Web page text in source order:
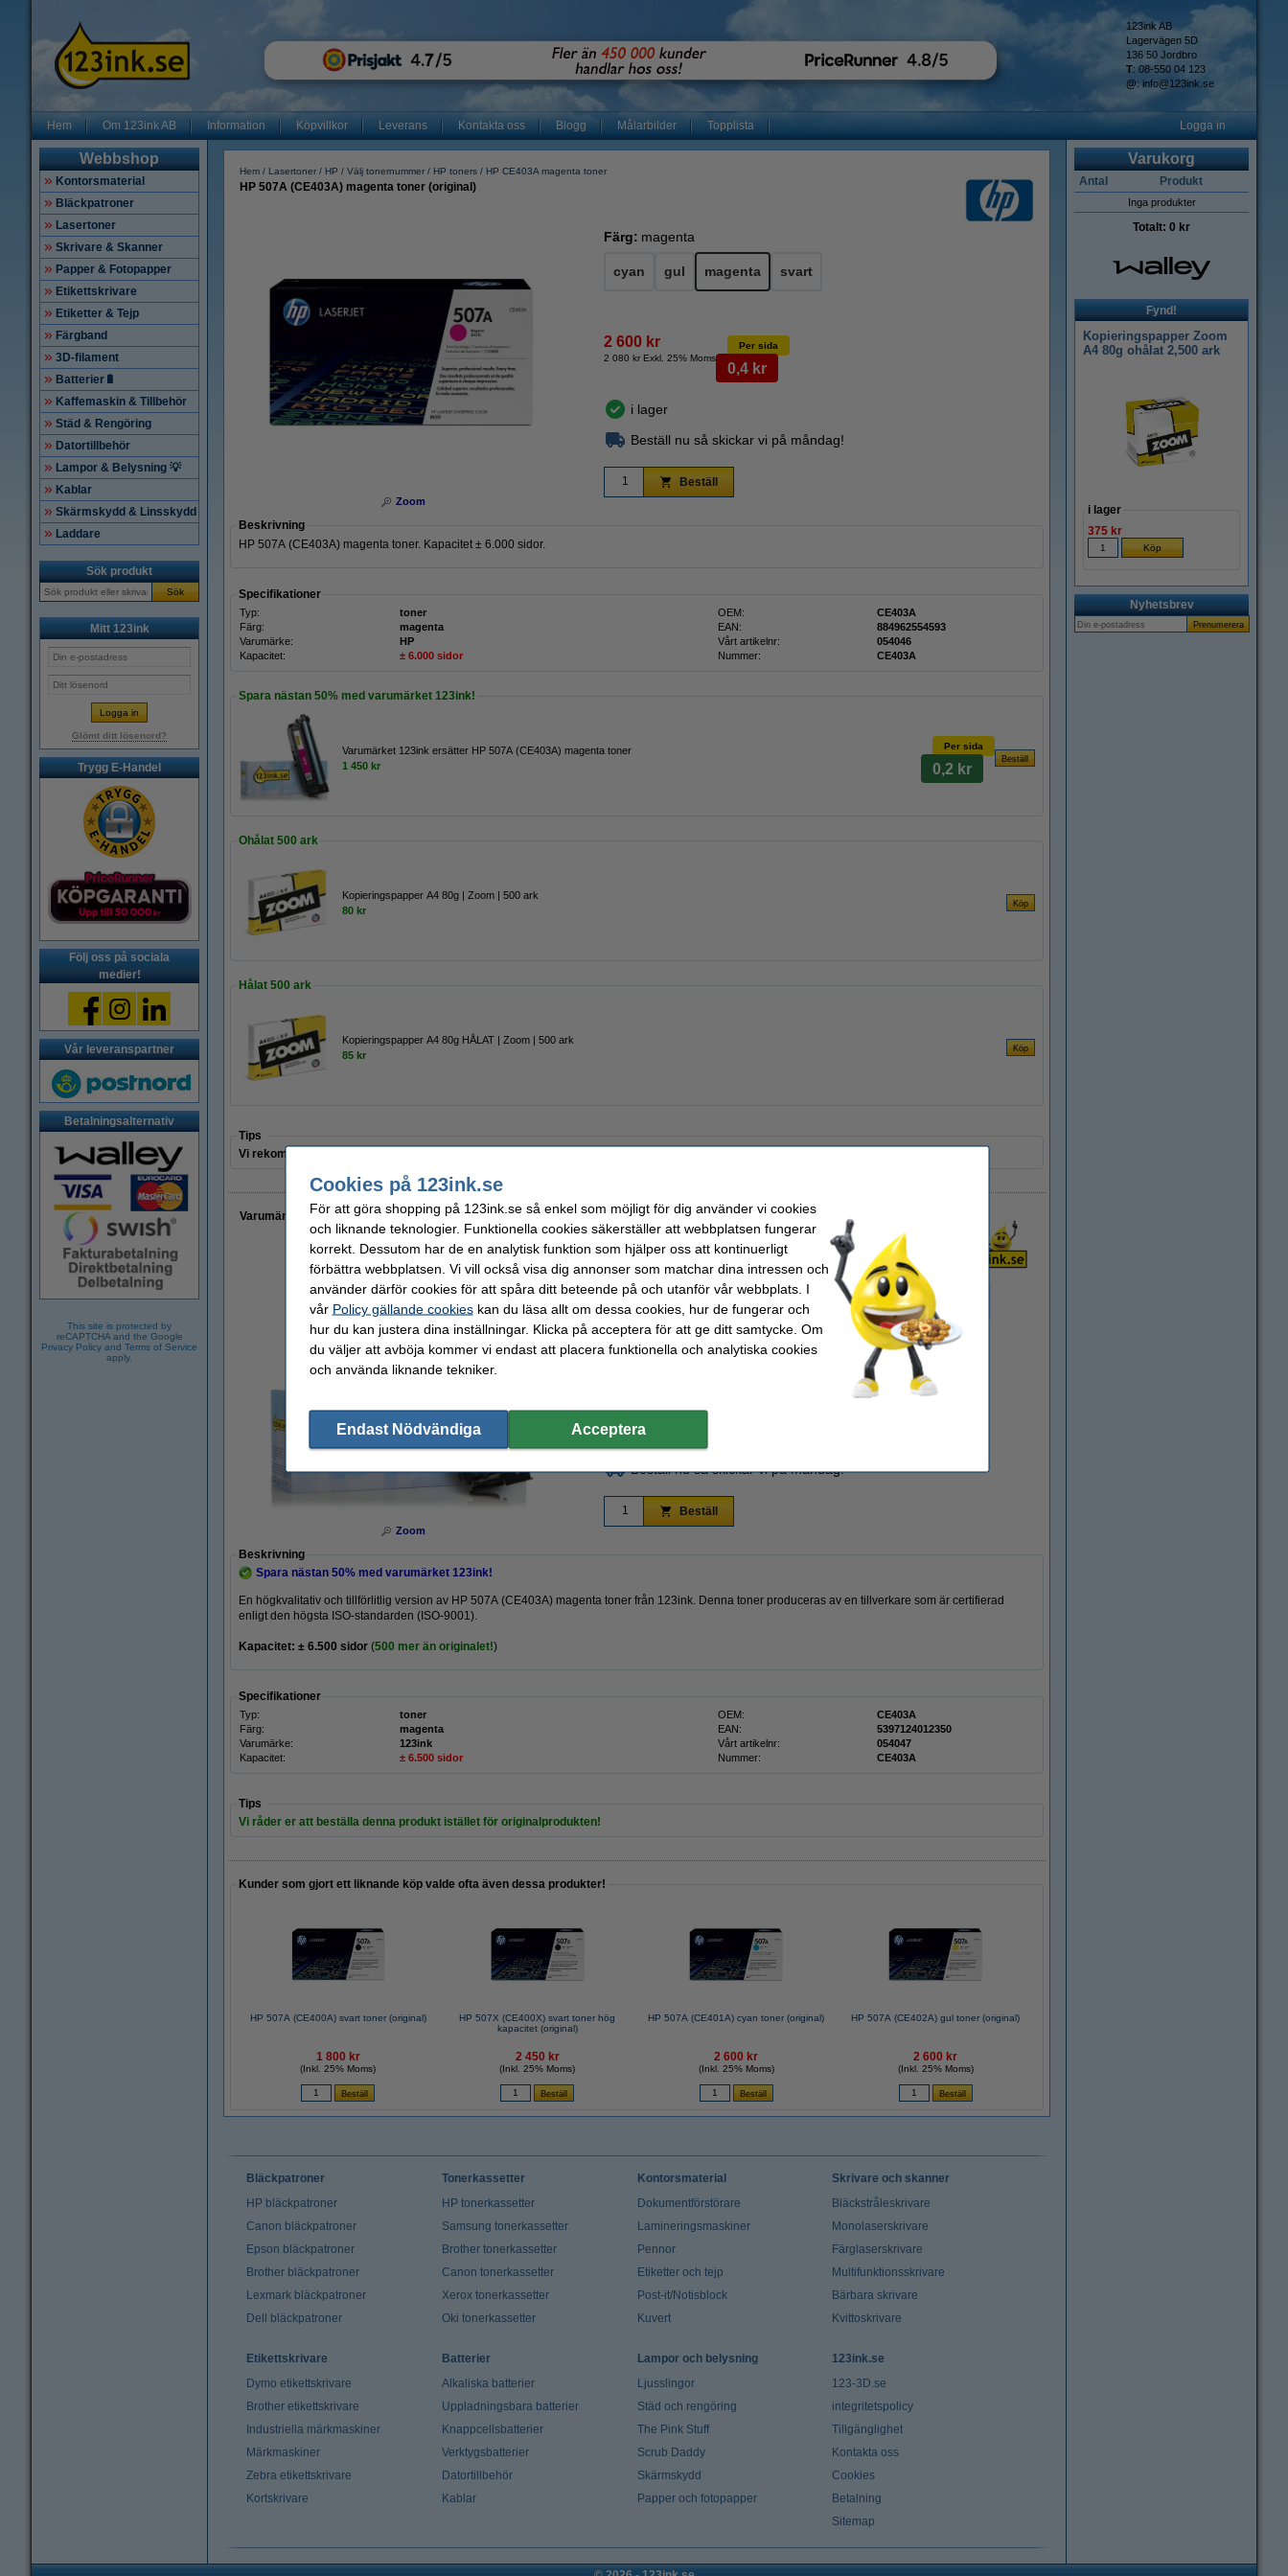
123ink AB
Lagervägen 5D
136 50 Jordbro
T: 08-550 04 123
@: info@123ink.se
Hem Om 123ink AB Information Köpvillkor Leverans Kontakta oss Blogg Målarbilder Topplista Logga in
Webbshop
Kontorsmaterial
Bläckpatroner
Lasertoner
Skrivare & Skanner
Papper & Fotopapper
Etikettskrivare
Etiketter & Tejp
Färgband
3D-filament
Batterier🔋
Kaffemaskin & Tillbehör
Städ & Rengöring
Datortillbehör
Lampor & Belysning 💡
Kablar
Skärmskydd & Linsskydd
Laddare
Sök produkt
Sök
Mitt 123ink
Glömt ditt lösenord?
Trygg E-Handel
Följ oss på sociala
medier!
Vår leveranspartner
Betalningsalternativ
This site is protected by
reCAPTCHA and the Google
Privacy Policy and Terms of Service
apply.
Hem Lasertoner HP Välj tonernummer HP toners HP CE403A magenta toner
HP 507A (CE403A) magenta toner (original)
Zoom
Färg: magenta
cyan gul magenta svart
2 600 kr
2 080 kr Exkl. 25% Moms
Per sida
0,4 kr
i lager
Beställ nu så skickar vi på måndag!
Beställ
Beskrivning
HP 507A (CE403A) magenta toner. Kapacitet ± 6.000 sidor.
Specifikationer
Typ: toner OEM:
CE403A
Färg:
magenta EAN:
884962554593
Varumärke:
HP Vårt artikelnr:
054046
Kapacitet:
± 6.000 sidor Nummer: CE403A
Spara nästan 50% med varumärket 123ink!
Varumärket 123ink ersätter HP 507A (CE403A) magenta toner
1 450 kr
Per sida
0,2 kr
Ohålat 500 ark
Kopieringspapper A4 80g | Zoom | 500 ark
80 kr
Hålat 500 ark
Kopieringspapper A4 80g HÅLAT | Zoom | 500 ark
85 kr
Tips
Vi rekommenderar motsvarande produkt med varumärket 123ink!
Varumärket 123ink ersätter HP 507A (CE403A) magenta toner
Zoom
Färg:magenta
Svart (1x) och färg (3x) gul magenta
i lager
Beställ nu så skickar vi på måndag!
Beställ
Beskrivning
Spara nästan 50% med varumärket 123ink!
En högkvalitativ och tillförlitlig version av HP 507A (CE403A) magenta toner från 123ink. Denna toner produceras av en tillverkare som är certifierad
enligt den högsta ISO-standarden (ISO-9001).
Kapacitet: ± 6.500 sidor (500 mer än originalet!)
Specifikationer
Typ: toner OEM:
CE403A
Färg:
magenta EAN:
5397124012350
Varumärke:
123ink Vårt artikelnr:
054047
Kapacitet:
± 6.500 sidor Nummer: CE403A
Tips
Vi råder er att beställa denna produkt istället för originalprodukten!
Kunder som gjort ett liknande köp valde ofta även dessa produkter!
HP 507A (CE400A) svart toner (original)
1 800 kr
(Inkl. 25% Moms)
HP 507X (CE400X) svart toner hög
kapacitet (original)
2 450 kr
(Inkl. 25% Moms)
HP 507A (CE401A) cyan toner (original)
2 600 kr
(Inkl. 25% Moms)
HP 507A (CE402A) gul toner (original)
2 600 kr
(Inkl. 25% Moms)
Varukorg
Antal Produkt
Inga produkter
Totalt: 0 kr
Fynd!
Kopieringspapper Zoom
A4 80g ohålat 2,500 ark
i lager
375 kr
Nyhetsbrev
Bläckpatroner
HP bläckpatroner
Canon bläckpatroner
Epson bläckpatroner
Brother bläckpatroner
Lexmark bläckpatroner
Dell bläckpatroner
Tonerkassetter
HP tonerkassetter
Samsung tonerkassetter
Brother tonerkassetter
Canon tonerkassetter
Xerox tonerkassetter
Oki tonerkassetter
Kontorsmaterial
Dokumentförstörare
Lamineringsmaskiner
Pennor
Etiketter och tejp
Post-it/Notisblock
Kuvert
Skrivare och skanner
Bläckstråleskrivare
Monolaserskrivare
Färglaserskrivare
Multifunktionsskrivare
Bärbara skrivare
Kvittoskrivare
Etikettskrivare
Dymo etikettskrivare
Brother etikettskrivare
Industriella märkmaskiner
Märkmaskiner
Zebra etikettskrivare
Kortskrivare
Batterier
Alkaliska batterier
Uppladningsbara batterier
Knappcellsbatterier
Verktygsbatterier
Datortillbehör
Kablar
Lampor och belysning
Ljusslingor
Städ och rengöring
The Pink Stuff
Scrub Daddy
Skärmskydd
Papper och fotopapper
123ink.se
123-3D.se
integritetspolicy
Tillgänglighet
Kontakta oss
Cookies
Betalning
Sitemap
Cookies på 123ink.se
För att göra shopping på 123ink.se så enkel som möjligt för dig använder vi cookies
och liknande teknologier. Funktionella cookies säkerställer att webbplatsen fungerar
korrekt. Dessutom har de en analytisk funktion som hjälper oss att kontinuerligt
förbättra webbplatsen. Vi vill också visa dig annonser som matchar dina intressen och
använder därför cookies för att spåra ditt beteende på och utanför vår webbplats. I
vår Policy gällande cookieskan du läsa allt om dessa cookies, hur de fungerar och
hur du kan justera dina inställningar. Klicka på acceptera för att ge ditt samtycke. Om
du väljer att avböja kommer vi endast att placera funktionella och analytiska cookies
och använda liknande tekniker.
Endast Nödvändiga Acceptera